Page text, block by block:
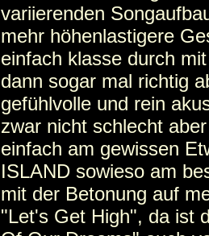
variierenden
mehr höhenlastigere
einfach klasse durch
dann sogar mal richtig
gefühlvolle und rein
zwar nicht schlecht
einfach am gewissen
ISLAND sowieso am
mit der Betonung auf
"Let's Get High", da ist